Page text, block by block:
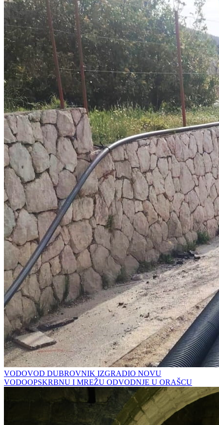
VODOVOD DUBROVNIK IZGRADIO NOVU
VODOOPSKRBNU I MREŽU ODVODNJE U ORAŠCU